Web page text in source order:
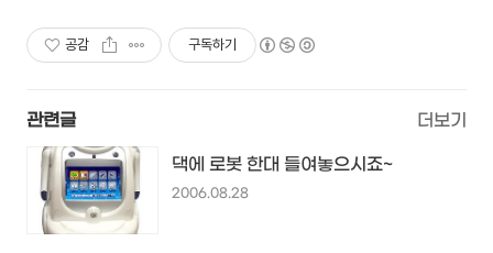
공감 구독하기
관련글 더보기
댁에 로봇 한대 들여놓으시죠~
2006.08.28